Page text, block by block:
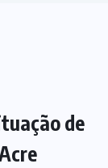
de